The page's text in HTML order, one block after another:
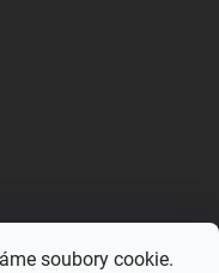
soubory cookie.